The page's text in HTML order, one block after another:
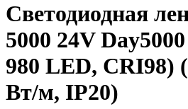
Светодиодная
5000 24V
980 LED, CRI98)
Вт/м, IP20)